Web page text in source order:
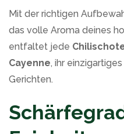
Mit der richtigen
das volle Aroma deines
entfaltet jede
Cayenne, ihr
Gerichten.